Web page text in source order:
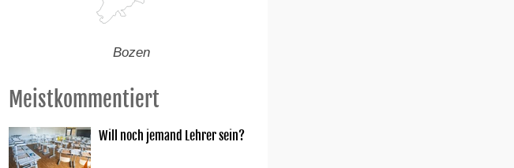
Bozen
Meistkommentiert
Will noch jemand Lehrer sein?